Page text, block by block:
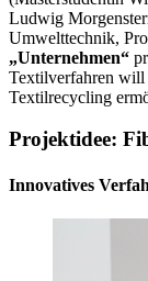
Ludwig
Umwelttechnik,
„Unternehmen“
Textilverfahren will
Textilrecycling
Projektidee:
Innovatives